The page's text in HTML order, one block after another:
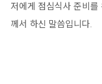
저에게 점심식사 준비를
께서 하신 말씀입니다.